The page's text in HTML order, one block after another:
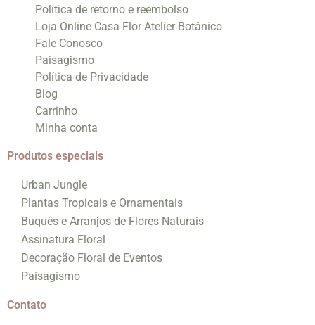
Politica de retorno e reembolso
Loja Online Casa Flor Atelier Botânico
Fale Conosco
Paisagismo
Política de Privacidade
Blog
Carrinho
Minha conta
Produtos especiais
Urban Jungle
Plantas Tropicais e Ornamentais
Buquês e Arranjos de Flores Naturais
Assinatura Floral
Decoração Floral de Eventos
Paisagismo
Contato